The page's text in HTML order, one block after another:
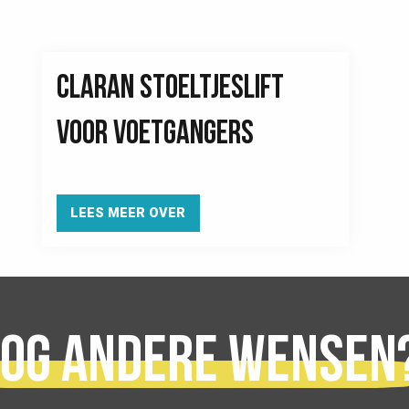
CLARAN STOELTJESLIFT
VOOR VOETGANGERS
LEES MEER OVER
andere